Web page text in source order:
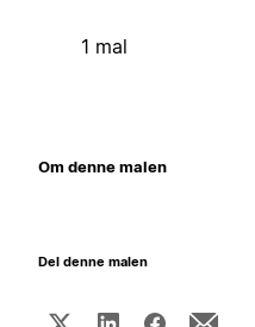
1 mal
Om denne malen
Del denne malen